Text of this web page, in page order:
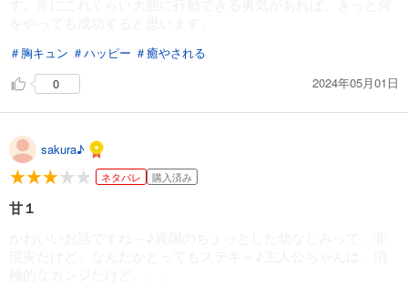
＃胸キュン ＃ハッピー ＃癒やされる
0
2024年05月01日
sakura♪
ネタバレ 購入済み
甘１